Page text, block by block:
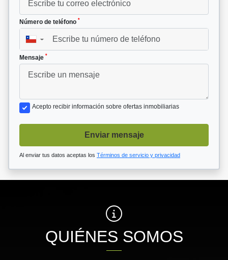
Número de teléfono *
▼
Mensaje *
Acepto recibir información sobre ofertas inmobiliarias
Enviar mensaje
Al enviar tus datos aceptas los Términos de servicio y privacidad
QUIÉNES SOMOS